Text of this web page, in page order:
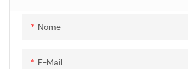
Nome
E-Mail
Força de inserção e extração: